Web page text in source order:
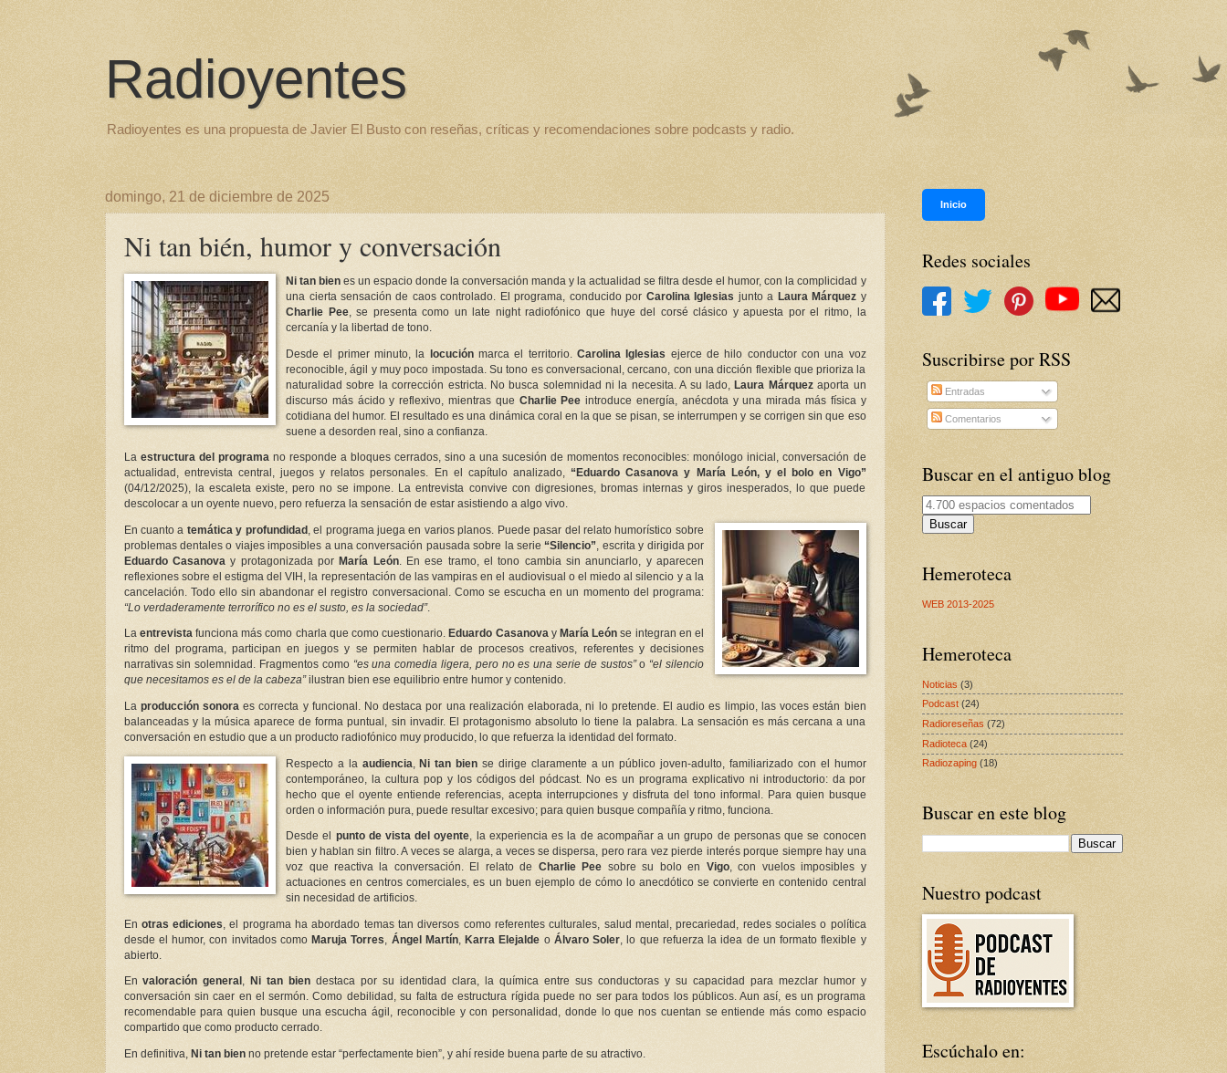
Radioyentes
Radioyentes es una propuesta de Javier El Busto con reseñas, críticas y recomendaciones sobre podcasts y radio.
domingo, 21 de diciembre de 2025
Ni tan bién, humor y conversación
Ni tan bien es un espacio donde la conversación manda y la actualidad se filtra desde el humor, con la complicidad y
una cierta sensación de caos controlado. El programa, conducido por Carolina Iglesias junto a Laura Márquez y
Charlie Pee, se presenta como un late night radiofónico que huye del corsé clásico y apuesta por el ritmo, la
cercanía y la libertad de tono.
Desde el primer minuto, la locuciónmarca el territorio. Carolina Iglesias ejerce de hilo conductor con una voz
reconocible, ágil y muy poco impostada. Su tono es conversacional, cercano, con una dicción flexible que prioriza la
naturalidad sobre la corrección estricta. No busca solemnidad ni la necesita. A su lado,
Laura Márquezaporta un
discurso más ácido y reflexivo, mientras que Charlie Pee introduce energía, anécdota y una mirada más física y
cotidiana del humor. El resultado es una dinámica coral en la que se pisan, se interrumpen y se corrigen sin que eso
suene a desorden real, sino a confianza.
La estructura del programa no responde a bloques cerrados, sino a una sucesión de momentos reconocibles: monólogo inicial, conversación de
actualidad, entrevista central, juegos y relatos personales. En el capítulo analizado,“Eduardo Casanova y María León, y el bolo en Vigo”
(04/12/2025), la escaleta existe, pero no se impone. La entrevista convive con digresiones, bromas internas y giros inesperados, lo que puede
descolocar a un oyente nuevo, pero refuerza la sensación de estar asistiendo a algo vivo.
En cuanto a temática y profundidad
, el programa juega en varios planos. Puede pasar del relato humorístico sobre
problemas dentales o viajes imposibles a una conversación pausada sobre la serie“Silencio” , escrita y dirigida por
Eduardo Casanova y protagonizada por María León. En ese tramo, el tono cambia sin anunciarlo, y aparecen
reflexiones sobre el estigma del VIH, la representación de las vampiras en el audiovisual o el miedo al silencio y a la
cancelación. Todo ello sin abandonar el registro conversacional. Como se escucha en un momento del programa:
“Lo verdaderamente terrorífico no es el susto, es la sociedad”.
La entrevista funciona más como charla que como cuestionario. Eduardo Casanova y María León se integran en el
ritmo del programa, participan en juegos y se permiten hablar de procesos creativos, referentes y decisiones
narrativas sin solemnidad. Fragmentos como “es una comedia ligera, pero no es una serie de sustos”o “el silencio
que necesitamos es el de la cabeza”ilustran bien ese equilibrio entre humor y contenido.
La producción sonora es correcta y funcional. No destaca por una realización elaborada, ni lo pretende. El audio es limpio, las voces están bien
balanceadas y la música aparece de forma puntual, sin invadir. El protagonismo absoluto lo tiene la palabra. La sensación es más cercana a una
conversación en estudio que a un producto radiofónico muy producido, lo que refuerza la identidad del formato.
Respecto a la audiencia Ni tan bien se dirige claramente a un público joven-adulto, familiarizado con el humor
contemporáneo, la cultura pop y los códigos del pódcast. No es un programa explicativo ni introductorio: da por
hecho que el oyente entiende referencias, acepta interrupciones y disfruta del tono informal. Para quien busque
orden o información pura, puede resultar excesivo; para quien busque compañía y ritmo, funciona.
Desde el punto de vista del oyente , la experiencia es la de acompañar a un grupo de personas que se conocen
bien y hablan sin filtro. A veces se alarga, a veces se dispersa, pero rara vez pierde interés porque siempre hay una
voz que reactiva la conversación. El relato de Charlie Pee sobre su bolo en Vigo, con vuelos imposibles y
actuaciones en centros comerciales, es un buen ejemplo de cómo lo anecdótico se convierte en contenido central
sin necesidad de artificios.
En otras ediciones , el programa ha abordado temas tan diversos como referentes culturales, salud mental, precariedad, redes sociales o política
desde el humor, con invitados como Maruja Torres Ángel Martín, Karra Elejalde o Álvaro Soler , lo que refuerza la idea de un formato flexible y
abierto.
Envaloración general Ni tan bien destaca por su identidad clara, la química entre sus conductoras y su capacidad para mezclar humor y
conversación sin caer en el sermón. Como debilidad, su falta de estructura rígida puede no ser para todos los públicos. Aun así, es un programa
recomendable para quien busque una escucha ágil, reconocible y con personalidad, donde lo que nos cuentan se entiende más como espacio
compartido que como producto cerrado.
En definitiva, Ni tan bienno pretende estar “perfectamente bien”, y ahí reside buena parte de su atractivo.
Inicio
Redes sociales
Suscribirse por RSS
Entradas
Comentarios
Buscar en el antiguo blog
Buscar
Hemeroteca
WEB 2013-2025
Hemeroteca
Noticias (3)
Podcast (24)
Radioreseñas (72)
Radioteca (24)
Radiozaping (18)
Buscar en este blog
Nuestro podcast
Escúchalo en: